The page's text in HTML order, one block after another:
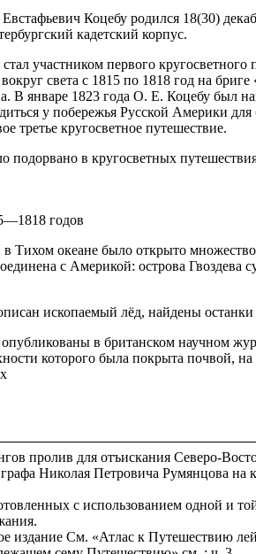
Коцебу родился 18(30)
кадетский корпус.
стал участником первого
света с 1815 по 1818 год на
В январе 1823 года О. Е. Коцебу был
у побережья Русской Америки
третье кругосветное путешествие.
подорвано в кругосветных
годов
Тихом океане было открыто
с Америкой: острова
ископаемый лёд, найдены
в британском научном
которого была покрыта почвой,
пролив для отъискания Северо-
графа Николая Петровича Румянцова
с использованием одной и
издание См. «Атлас к Путешествию